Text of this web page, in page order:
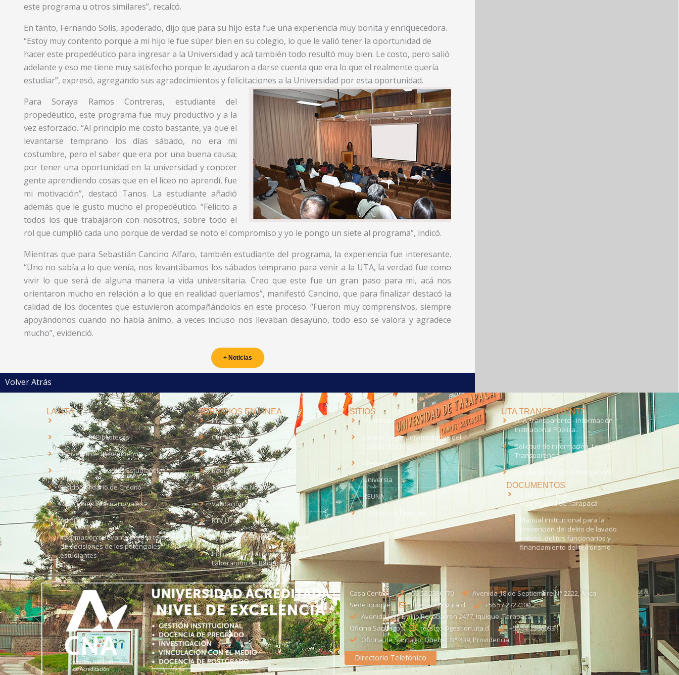
este programa u otros similares”, recalcó.
En tanto, Fernando Solís, apoderado, dijo que para su hijo esta fue una experiencia muy bonita y enriquecedora.
“Estoy muy contento porque a mi hijo le fue súper bien en su colegio, lo que le valió tener la oportunidad de
hacer este propedéutico para ingresar a la Universidad y acá también todo resultó muy bien. Le costo, pero salió
adelante y eso me tiene muy satisfecho porque le ayudaron a darse cuenta que era lo que el realmente quería
estudiar”, expresó, agregando sus agradecimientos y felicitaciones a la Universidad por esta oportunidad.
Para Soraya Ramos Contreras, estudiante del
propedéutico, este programa fue muy productivo y a la
vez esforzado. “Al principio me costo bastante, ya que el
levantarse temprano los días sábado, no era mi
costumbre, pero el saber que era por una buena causa;
por tener una oportunidad en la universidad y conocer
gente aprendiendo cosas que en el liceo no aprendí, fue
mi motivación”, destacó Tanos. La estudiante añadió
además que le gusto mucho el propedéutico. “Felicito a
todos los que trabajaron con nosotros, sobre todo el
rol que cumplió cada uno porque de verdad se noto el compromiso y yo le pongo un siete al programa”, indicó.
Mientras que para Sebastián Cancino Alfaro, también estudiante del programa, la experiencia fue interesante.
“Uno no sabía a lo que venía, nos levantábamos los sábados temprano para venir a la UTA, la verdad fue como
vivir lo que será de alguna manera la vida universitaria. Creo que este fue un gran paso para mi, acá nos
orientaron mucho en relación a lo que en realidad queríamos”, manifestó Cancino, que para finalizar destacó la
calidad de los docentes que estuvieron acompañándolos en este proceso. “Fueron muy comprensivos, siempre
apoyándonos cuando no había ánimo, a veces incluso nos llevaban desayuno, todo eso se valora y agradece
mucho”, evidenció.
+ Noticias
Volver Atrás
LA UTA
Sede Iquique
Sistema de Bibliotecas
Convenio de Desempeño
Dirección de Asuntos Estudiantiles
Fondo Solidario de Crédito
Relaciones Internacionales
Admisión
Información relevante para la toma
de decisiones de los potenciales
estudiantes
SERVICIOS EN LÍNEA
Intranet
Correo UTA
EUDEV UTAmed
Radio UTA - 95.9 FM en Arica
Trabaja con Nosotros
Validación de Documentos
RTV UTA
Solicitud de Planes y Programas
Índice de Radiación Solar -
Laboratorio de Radiación UV
SITIOS
Santander
Consorcio de Universidades del
Estado de Chile
Webpay
Universia
REUNA
UTA TRANSPARENTE
UTA Transparente - Información
Institucional Pública.
Solicitud de Información, Ley de
Transparencia
Ley del Lobby (En Actualización)
DOCUMENTOS
Código de Ética
Universidad de Tarapacá
Manual institucional para la
prevención del delito de lavado
activos, delitos funcionarios y
financiamiento del terrorismo
Casa Central +56 58 2386170
Avenida 18 de Septiembre N° 2222, Arica
Sede Iquique
direseciqq@uta.cl
+56 57 2727100​
Avenida Luis Emilio Recabarren 2477, Iquique, Tarapacá
Oficina Santiago
recstgo@gestion.uta.cl
+56 58 2386093
Oficina de Santiago: Quebec N° 439, Providencia
Directorio Telefónico